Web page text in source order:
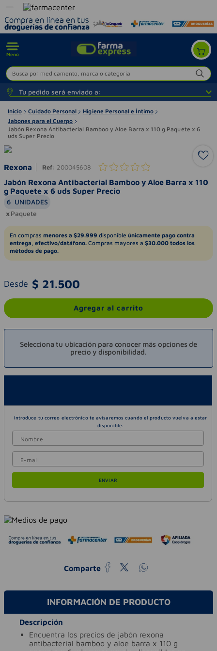
Menú
Busca por medicamento, marca o categoría
Tu pedido será enviado a:
Inicio Cuidado Personal
Higiene Personal e Íntimo
Jabones para el Cuerpo
Jabón Rexona Antibacterial Bamboo y Aloe Barra x 110 g Paquete x 6
uds Super Precio
Rexona Ref: 200045608
Jabón Rexona Antibacterial Bamboo y Aloe Barra x 110
g Paquete x 6 uds Super Precio
6 UNIDADES
Paquete
En compras menores a $29.999 disponible únicamente pago contra
entrega, efectivo/datáfono. Compras mayores a $30.000 todos los
métodos de pago.
Desde $ 21.500
Agregar al carrito
Selecciona tu ubicación para conocer más opciones de
precio y disponibilidad.
ENVIAR
Comparte
INFORMACIÓN DE PRODUCTO
Descripción
encuentra los precios de jabón rexona
antibacterial bamboo y aloe barra x 110 g